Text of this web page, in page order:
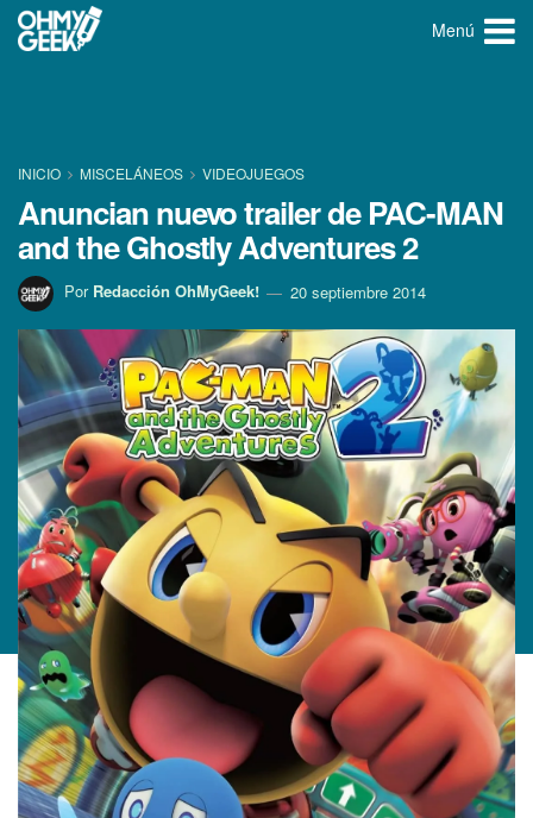
Menú
INICIO MISCELÁNEOS VIDEOJUEGOS
Anuncian nuevo trailer de PAC-MAN
and the Ghostly Adventures 2
Por Redacción OhMyGeek! 20 septiembre 2014